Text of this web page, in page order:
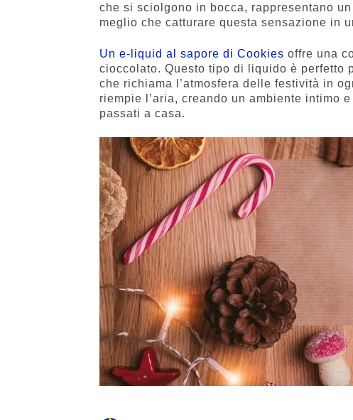
che si sciolgono in bocca, rappresentano
meglio che catturare questa sensazione in
Un e-liquid al sapore di Cookies offre una
cioccolato. Questo tipo di liquido è perfetto
che richiama l’atmosfera delle festività in
riempie l’aria, creando un ambiente intimo
passati a casa.